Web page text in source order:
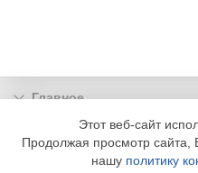
Главное
Подписка
Информация
Этот веб-сайт
Продолжая просмотр сайта,
нашу политику